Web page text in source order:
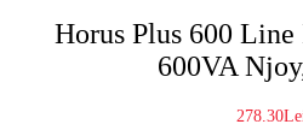
Horus Plus 600
600VA